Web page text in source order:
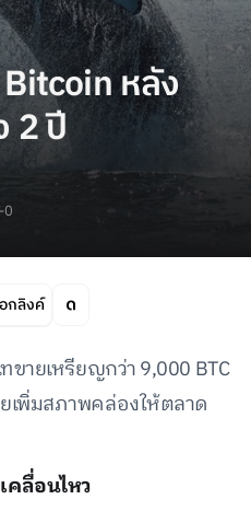
หลัง
2 ปี
0
กลิงค์
ขายเหรียญกว่า 9,000 BTC
เพิ่มสภาพคล่องให้ตลาด
คลื่อนไหว